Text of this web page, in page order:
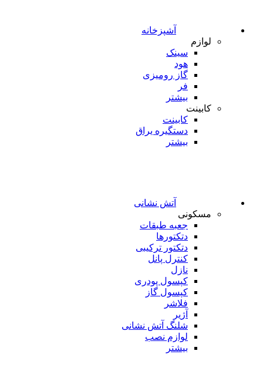
آشپزخانه
لوازم
سینک
هود
گاز رومیزی
فر
بیشتر
کابینت
کابینت
دستگیره یراق
بیشتر
آتش نشانی
مسکونی
جعبه طبقات
دتکتورها
دتکتور ترکیبی
کنترل پانل
نازل
کپسول پودری
کپسول گاز
فلاشر
آژیر
شلنگ آتش نشانی
لوازم نصب
بیشتر